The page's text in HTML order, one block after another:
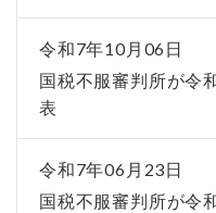
令和7年10月06日
国税不服審判所が令
表
令和7年06月23日
国税不服審判所が令